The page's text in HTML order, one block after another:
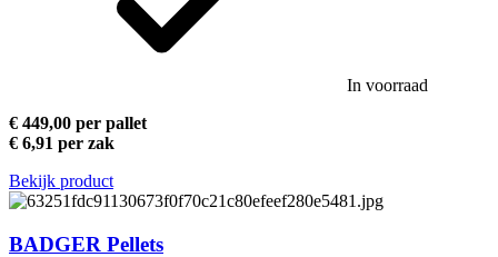
In voorraad
€ 449,00 per pallet
€ 6,91 per zak
Bekijk product
BADGER Pellets